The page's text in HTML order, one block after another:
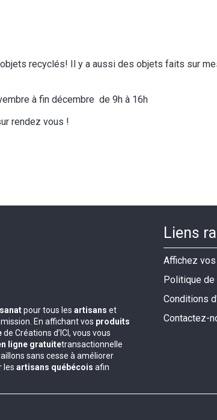
recyclés! Il y a aussi des objets faits sur
à fin décembre de 9h à 16h
rendez vous !
pour tous les artisans et
En affichant vos produits
de Créations d’ICI, vous vous
ligne gratuitetransactionnelle
sans cesse à améliorer
les artisans québécois afin
Liens
Affichez
Politique
Conditions
Contactez-